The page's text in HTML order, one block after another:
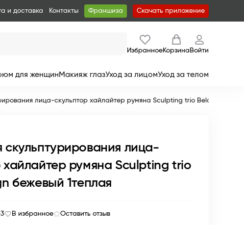
и доставка Контакты Франшиза Скачать приложение
ИзбранноеКорзина Войти
для женщинМакияж глазУход за лицомУход за телом
лица-скульптор хайлайтер румяна Sculpting trio BelorDesign
скульптурирования лица-
хайлайтер румяна Sculpting trio
бежевый 1теплая
В избранное Оставить отзыв